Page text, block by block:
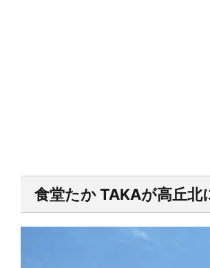
食堂たか TAKAが高丘北